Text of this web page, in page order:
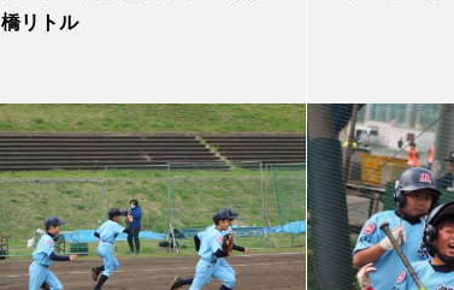
橋リトル